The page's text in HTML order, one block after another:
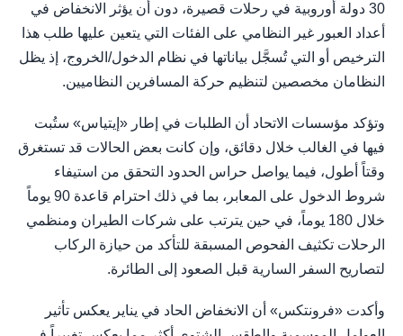
30 دولة أوروبية في رحلات قصيرة، دون أن يؤثر الانخفاض في
أعداد العبور غير النظامي على الفئات التي يتعين عليها طلب هذا
الترخيص أو التي تُسجَّل بياناتها في نظام الدخول/الخروج، إذ يظل
النظامان مخصصين لتنظيم حركة المسافرين النظاميين.
وتؤكد مؤسسات الاتحاد أن الطلبات في إطار «إيتياس» ستُبت
فيها في الغالب خلال دقائق، وإن كانت بعض الحالات قد تستغرق
وقتاً أطول، فيما يواصل حراس الحدود التحقق من استيفاء
شروط الدخول على المعابر، بما في ذلك احترام قاعدة 90 يوماً
خلال 180 يوماً، في حين يترتب على شركات الطيران ومنظمي
الرحلات تكثيف الفحوص المسبقة للتأكد من حيازة الركاب
لتصاريح السفر السارية قبل الصعود إلى الطائرة.
وأكدت «فرونتكس» أن الانخفاض الحاد في يناير يعكس تأثير